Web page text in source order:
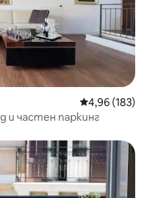
Средна
4,96 (183)
и частен паркинг